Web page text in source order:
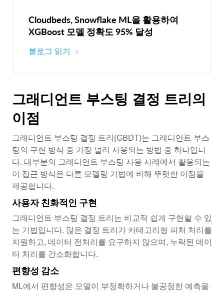
Cloudbeds, Snowflake ML을 활용하여
XGBoost 모델 정확도 95% 달성
블로그 읽기
그래디언트 부스팅 결정 트리의
이점
그래디언트 부스팅 결정 트리(GBDT)는 그래디언트 부스
팅의 구현 방식 중 가장 널리 사용되는 방법 중 하나입니
다. 대부분의 그래디언트 부스팅 사용 사례에서 활용되는
이 접근 방식은 다른 모델링 기법에 비해 뚜렷한 이점을
제공합니다.
사용자 친화적인 구현
그래디언트 부스팅 결정 트리는 비교적 쉽게 구현할 수 있
는 기법입니다. 많은 결정 트리가 카테고리형 피처 처리를
지원하고, 데이터 전처리를 요구하지 않으며, 누락된 데이
터 처리를 간소화합니다.
편향성 감소
ML에서 편향성은 모델이 부정확하거나 불공정한 예측을